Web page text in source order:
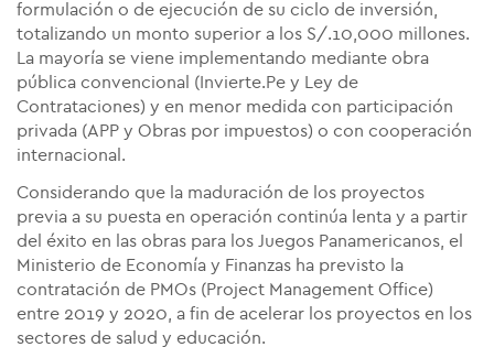
formulación o de ejecución de su ciclo de inversión,
totalizando un monto superior a los S/.10,000 millones.
La mayoría se viene implementando mediante obra
pública convencional (Invierte.Pe y Ley de
Contrataciones) y en menor medida con participación
privada (APP y Obras por impuestos) o con cooperación
internacional.
Considerando que la maduración de los proyectos
previa a su puesta en operación continúa lenta y a partir
del éxito en las obras para los Juegos Panamericanos, el
Ministerio de Economía y Finanzas ha previsto la
contratación de PMOs (Project Management Office)
entre 2019 y 2020, a fin de acelerar los proyectos en los
sectores de salud y educación.